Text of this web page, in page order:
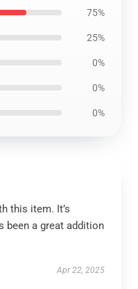
75%
25%
0%
0%
0%
this item. It’s
been a great addition
Apr 22, 2025